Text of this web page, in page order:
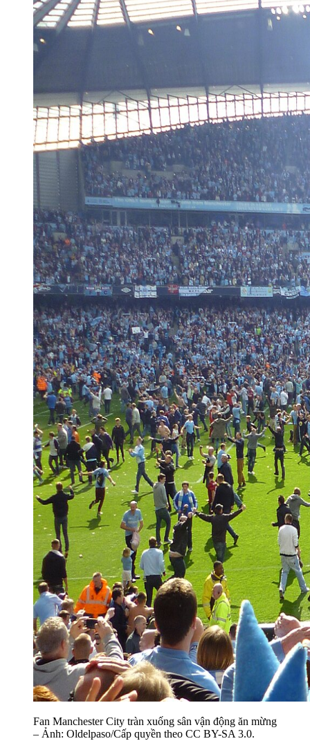
Fan Manchester City tràn xuống sân vận động ăn mừng
– Ảnh: Oldelpaso/Cấp quyền theo CC BY-SA 3.0.